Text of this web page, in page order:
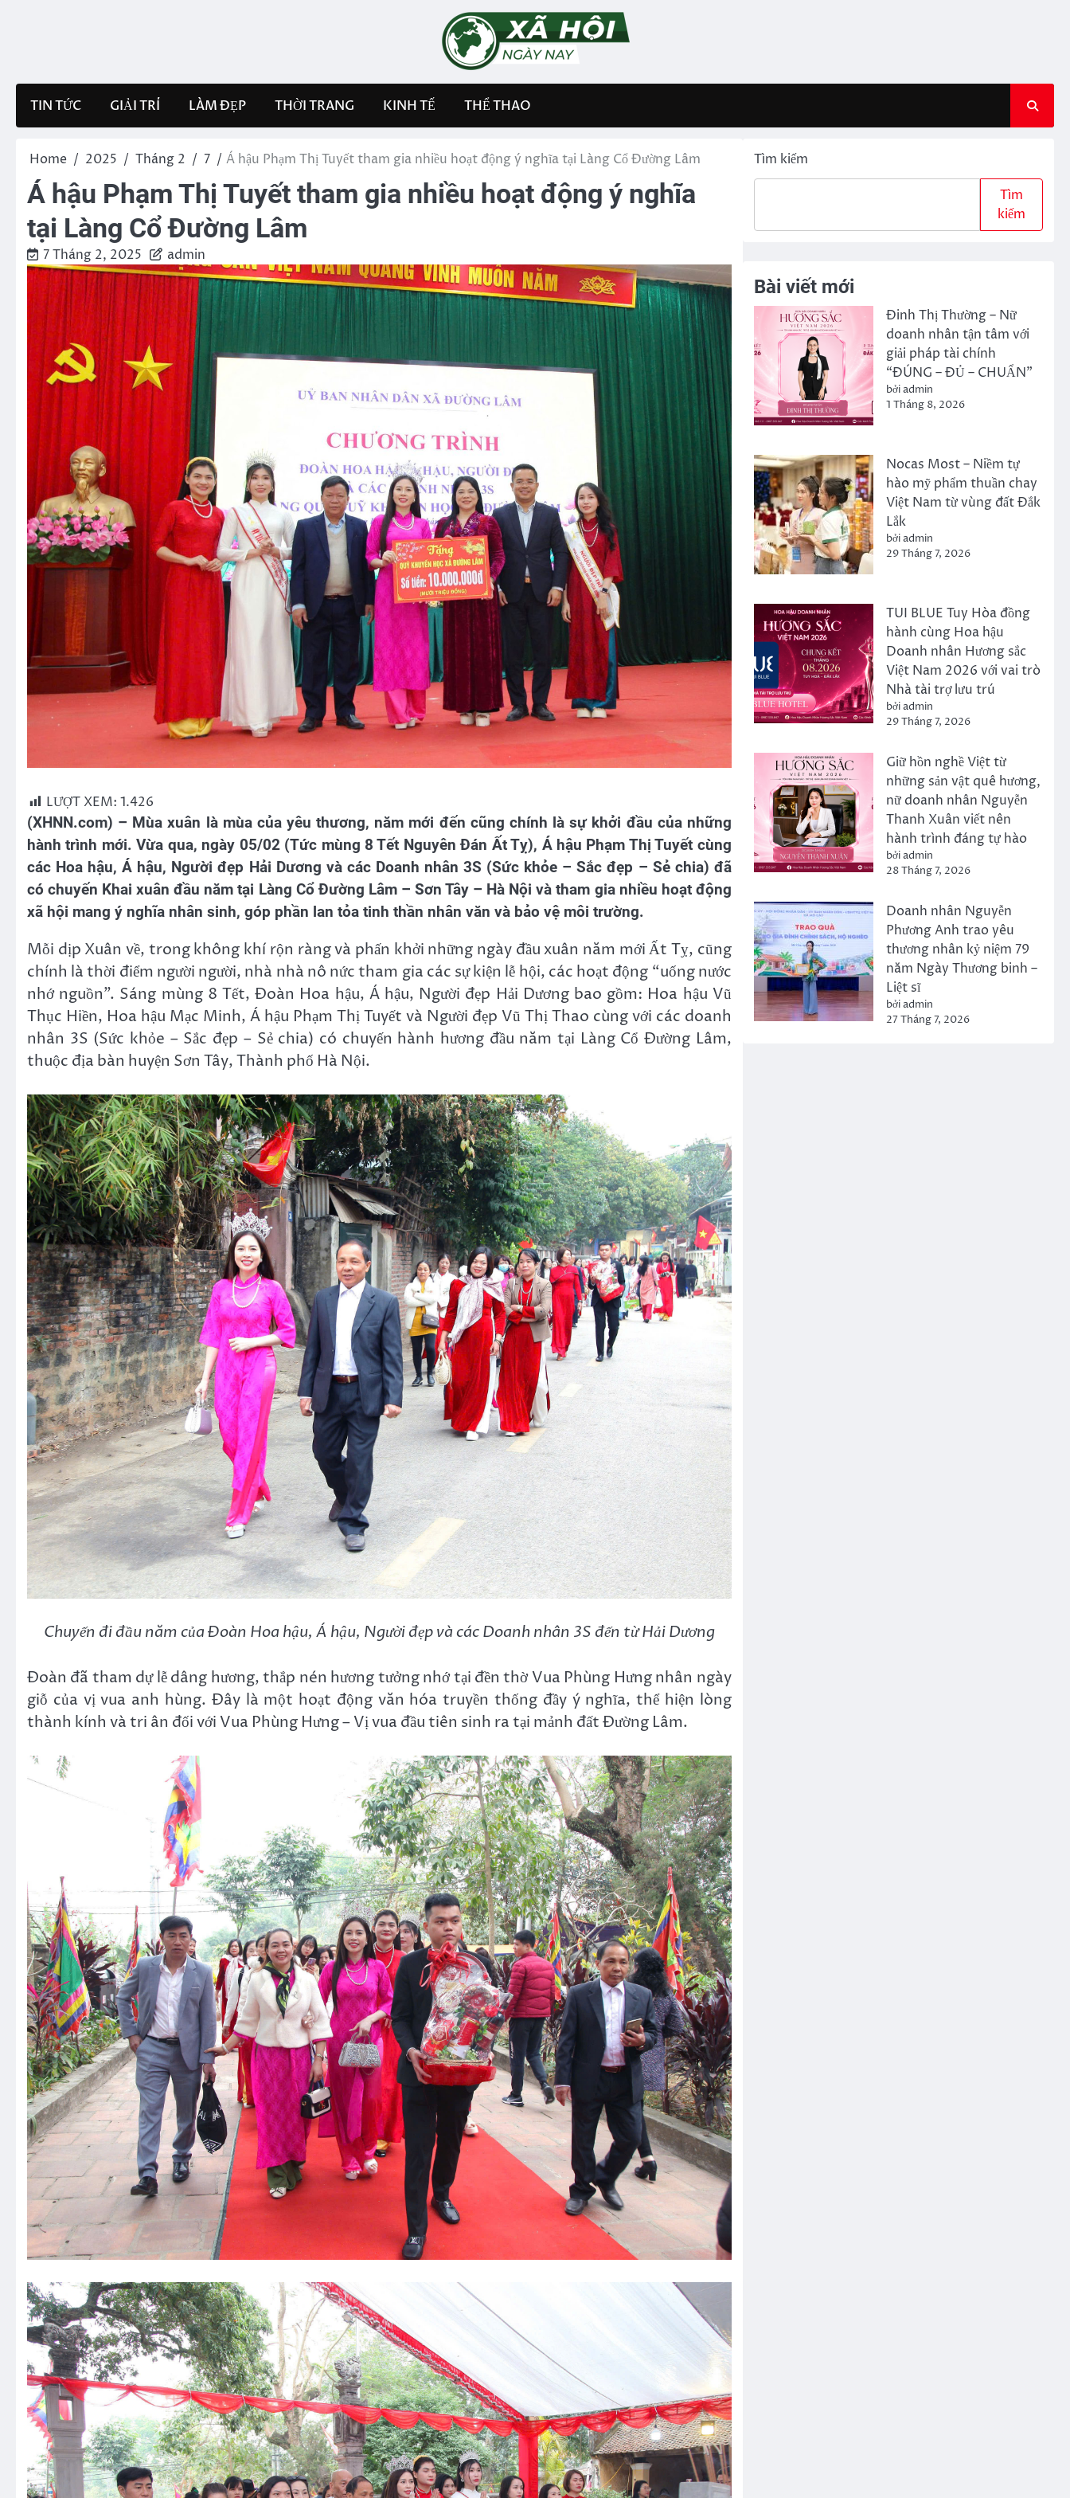
TIN TỨC GIẢI TRÍ LÀM ĐẸP THỜI TRANG KINH TẾ THỂ THAO
Home 2025 Tháng 2 7 Á hậu Phạm Thị Tuyết tham gia nhiều hoạt động ý nghĩa tại Làng Cổ Đường Lâm
Á hậu Phạm Thị Tuyết tham gia nhiều hoạt động ý nghĩa
tại Làng Cổ Đường Lâm
7 Tháng 2, 2025 admin
LƯỢT XEM: 1.426
(XHNN.com) – Mùa xuân là mùa của yêu thương, năm mới đến cũng chính là sự khởi đầu của những
hành trình mới. Vừa qua, ngày 05/02 (Tức mùng 8 Tết Nguyên Đán Ất Tỵ), Á hậu Phạm Thị Tuyết cùng
các Hoa hậu, Á hậu, Người đẹp Hải Dương và các Doanh nhân 3S (Sức khỏe – Sắc đẹp – Sẻ chia) đã
có chuyến Khai xuân đầu năm tại Làng Cổ Đường Lâm – Sơn Tây – Hà Nội và tham gia nhiều hoạt động
xã hội mang ý nghĩa nhân sinh, góp phần lan tỏa tinh thần nhân văn và bảo vệ môi trường.
Mỗi dịp Xuân về, trong không khí rộn ràng và phấn khởi những ngày đầu xuân năm mới Ất Tỵ, cũng
chính là thời điểm người người, nhà nhà nô nức tham gia các sự kiện lễ hội, các hoạt động “uống nước
nhớ nguồn”. Sáng mùng 8 Tết, Đoàn Hoa hậu, Á hậu, Người đẹp Hải Dương bao gồm: Hoa hậu Vũ
Thục Hiền, Hoa hậu Mạc Minh, Á hậu Phạm Thị Tuyết và Người đẹp Vũ Thị Thao cùng với các doanh
nhân 3S (Sức khỏe – Sắc đẹp – Sẻ chia) có chuyến hành hương đầu năm tại Làng Cổ Đường Lâm,
thuộc địa bàn huyện Sơn Tây, Thành phố Hà Nội.
Chuyến đi đầu năm của Đoàn Hoa hậu, Á hậu, Người đẹp và các Doanh nhân 3S đến từ Hải Dương
Đoàn đã tham dự lễ dâng hương, thắp nén hương tưởng nhớ tại đền thờ Vua Phùng Hưng nhân ngày
giỗ của vị vua anh hùng. Đây là một hoạt động văn hóa truyền thống đầy ý nghĩa, thể hiện lòng
thành kính và tri ân đối với Vua Phùng Hưng – Vị vua đầu tiên sinh ra tại mảnh đất Đường Lâm.
Tìm kiếm
Tìm
kiếm
Bài viết mới
Đinh Thị Thường – Nữ
doanh nhân tận tâm với
giải pháp tài chính
“ĐÚNG – ĐỦ – CHUẨN”
bởi admin
1 Tháng 8, 2026
Nocas Most – Niềm tự
hào mỹ phẩm thuần chay
Việt Nam từ vùng đất Đắk
Lắk
bởi admin
29 Tháng 7, 2026
TUI BLUE Tuy Hòa đồng
hành cùng Hoa hậu
Doanh nhân Hương sắc
Việt Nam 2026 với vai trò
Nhà tài trợ lưu trú
bởi admin
29 Tháng 7, 2026
Giữ hồn nghề Việt từ
những sản vật quê hương,
nữ doanh nhân Nguyễn
Thanh Xuân viết nên
hành trình đáng tự hào
bởi admin
28 Tháng 7, 2026
Doanh nhân Nguyễn
Phương Anh trao yêu
thương nhân kỷ niệm 79
năm Ngày Thương binh –
Liệt sĩ
bởi admin
27 Tháng 7, 2026